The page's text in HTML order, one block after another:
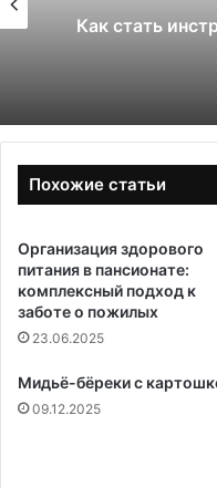
Похожие статьи
Организация здорового
питания в пансионате:
комплексный подход к
заботе о пожилых
23.06.2025
Мидьё-бёреки с
09.12.2025